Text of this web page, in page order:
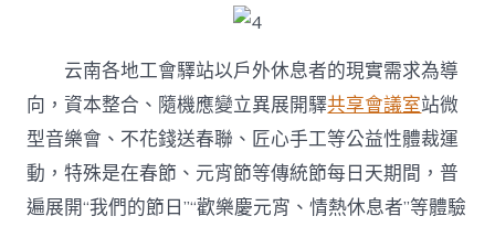
云南各地工會驛站以戶外休息者的現實需求為導
向，資本整合、隨機應變立異展開驛共享會議室站微
型音樂會、不花錢送春聯、匠心手工等公益性體裁運
動，特殊是在春節、元宵節等傳統節每日天期間，普
遍展開“我們的節日”“歡樂慶元宵、情熱休息者”等體驗